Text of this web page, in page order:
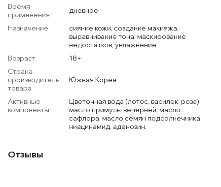
Время
применения
дневное
Назначение
сияние кожи, создание макияжа,
выравнивание тона, маскирование
недостатков, увлажнение
Возраст
18+
Страна-
производитель
товара
Южная Корея
Активные
компоненты
Цветочная вода (лотос, василек, роза),
масло примулы вечерней, масло
сафлора, масло семян подсолнечника,
ниацинамид, аденозин.
Отзывы